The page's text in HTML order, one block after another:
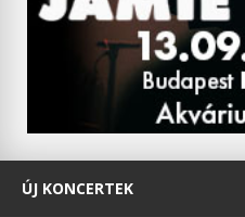
ÚJ KONCERTEK